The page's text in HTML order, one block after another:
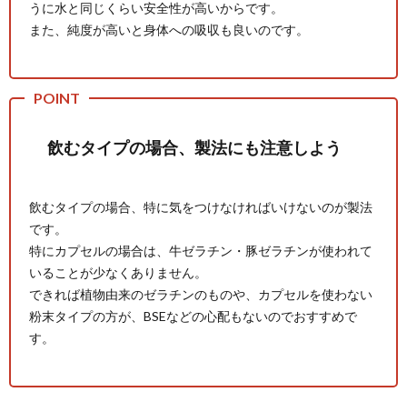
うに水と同じくらい安全性が高いからです。
また、純度が高いと身体への吸収も良いのです。
飲むタイプの場合、製法にも注意しよう
飲むタイプの場合、特に気をつけなければいけないのが製法
です。
特にカプセルの場合は、牛ゼラチン・豚ゼラチンが使われて
いることが少なくありません。
できれば植物由来のゼラチンのものや、カプセルを使わない
粉末タイプの方が、BSEなどの心配もないのでおすすめで
す。